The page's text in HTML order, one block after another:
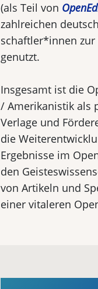
(als Teil von
zahlreichen
schaftler*innen
genutzt.
Insgesamt ist die
/ Amerikanistik als
Verlage und
die
Ergebnisse im
den
von Artikeln und
einer vitaleren